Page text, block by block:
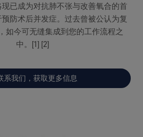
已成为对抗肺不张与改善氧合的首
防术后并发症。过去曾被公认为复
如今可无缝集成到您的工作流程之
中。[1] [2]
系我们，获取更多信息